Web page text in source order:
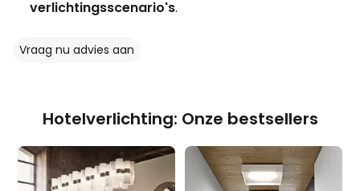
verlichtingsscenario's.
Vraag nu advies aan
Hotelverlichting: Onze bestsellers